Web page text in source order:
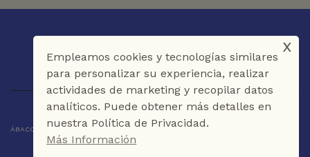
ÁBACO LIBROS Y CAFÉ © 2025 CARTAGENA DE INDIAS - COLOMBIA
Empleamos cookies y tecnologías similares
para personalizar su experiencia, realizar
actividades de marketing y recopilar datos
analíticos. Puede obtener más detalles en
nuestra Política de Privacidad.
Más Información
x